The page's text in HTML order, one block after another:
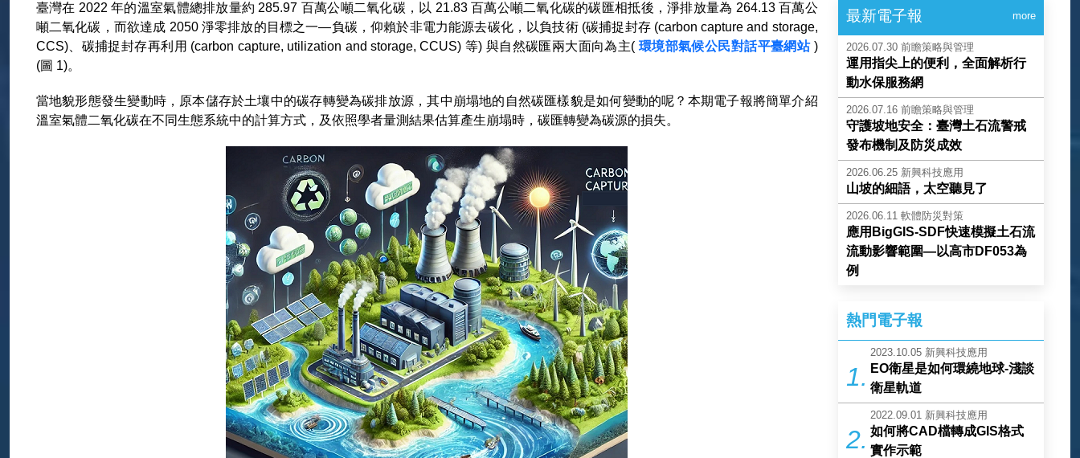
臺灣在 2022 年的溫室氣體總排放量約 285.97 百萬公噸二氧化碳，以 21.83 百萬公噸二氧化碳的碳匯相抵後，淨排放量為 264.13 百萬公
噸二氧化碳，而欲達成 2050 淨零排放的目標之一—負碳，仰賴於非電力能源去碳化，以負技術 (碳捕捉封存 (carbon capture and storage,
CCS)、碳捕捉封存再利用 (carbon capture, utilization and storage, CCUS) 等) 與自然碳匯兩大面向為主( 環境部氣候公民對話平臺網站 )
(圖 1)。
當地貌形態發生變動時，原本儲存於土壤中的碳存轉變為碳排放源，其中崩塌地的自然碳匯樣貌是如何變動的呢？本期電子報將簡單介紹
溫室氣體二氧化碳在不同生態系統中的計算方式，及依照學者量測結果估算產生崩塌時，碳匯轉變為碳源的損失。
最新電子報 more
2026.07.30 前瞻策略與管理
運用指尖上的便利，全面解析行
動水保服務網
2026.07.16 前瞻策略與管理
守護坡地安全：臺灣土石流警戒
發布機制及防災成效
2026.06.25 新興科技應用
山坡的細語，太空聽見了
2026.06.11 軟體防災對策
應用BigGIS-SDF快速模擬土石流
流動影響範圍—以高市DF053為
例
熱門電子報
1.
2023.10.05 新興科技應用
EO衛星是如何環繞地球-淺談
衛星軌道
2.
2022.09.01 新興科技應用
如何將CAD檔轉成GIS格式
實作示範